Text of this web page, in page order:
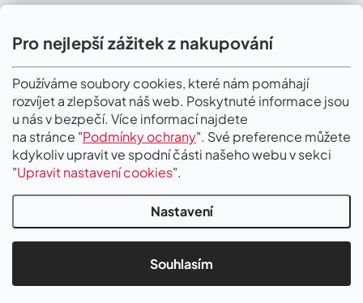
Pro nejlepší zážitek z nakupování
Používáme soubory cookies, které nám pomáhají
rozvíjet a zlepšovat náš web. Poskytnuté informace jsou
u nás v bezpečí. Více informací najdete
na stránce "Podmínky ochrany". Své preference můžete
kdykoliv upravit ve spodní části našeho webu v sekci
"Upravit nastavení cookies".
Nastavení
Souhlasím
Sportovní dioptrické brýle
II. Jakost
PŘIJÍMÁME ONLINE PLATBY
Copyright 2026Gigaoptik. Všechna práva vyhrazena.Upravit nastavení
cookies